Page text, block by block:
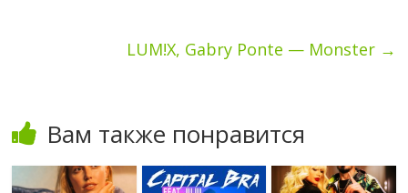
LUM!X, Gabry Ponte — Monster →
Вам также понравится